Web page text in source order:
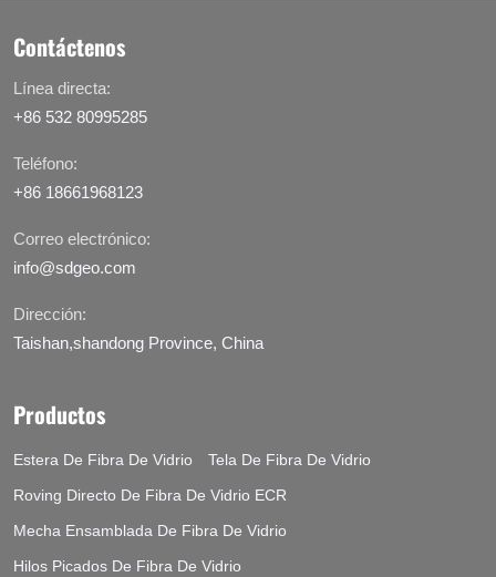
Contáctenos
Línea directa:
+86 532 80995285
Teléfono:
+86 18661968123
Correo electrónico:
info@sdgeo.com
Dirección:
Taishan,shandong Province, China
Productos
Estera De Fibra De Vidrio
Tela De Fibra De Vidrio
Roving Directo De Fibra De Vidrio ECR
Mecha Ensamblada De Fibra De Vidrio
Hilos Picados De Fibra De Vidrio